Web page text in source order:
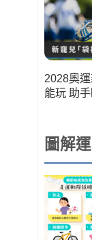
2028奧
能玩 助
圖解